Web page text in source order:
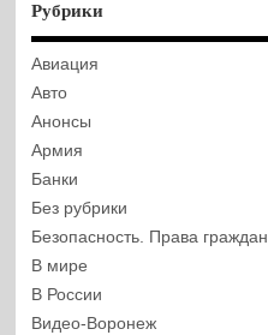
Рубрики
Авиация
Авто
Анонсы
Армия
Банки
Без рубрики
Безопасность. Права граждан
В мире
В России
Видео-Воронеж